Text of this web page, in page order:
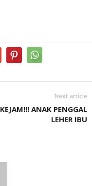
Next article
KEJAM!!! ANAK PENGGAL
LEHER IBU